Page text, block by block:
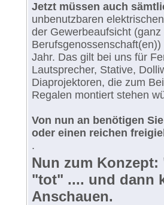
Jetzt müssen auch
unbenutzbaren
der Gewerbeaufsicht
Jahr. Das gilt bei uns für
Lautsprecher, Stative,
Diaprojektoren, die zum
Regalen montiert stehen
Von nun an benötigen
oder einen reichen
.
Nun zum
"tot" .... und dann
Anschauen.